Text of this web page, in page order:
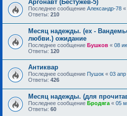
Аргонавт (Бестужев-5)
Последнее сообщение Александр-78 «
Ответы: 210
Месяц надежды. (ex -
любви.) ожидание
Последнее сообщение Бушков « 08
Ответы: 120
Антиквар
Последнее сообщение Пушок « 03
Ответы: 426
Месяц надежды. (для
Последнее сообщение Бродяга « 05
Ответы: 60